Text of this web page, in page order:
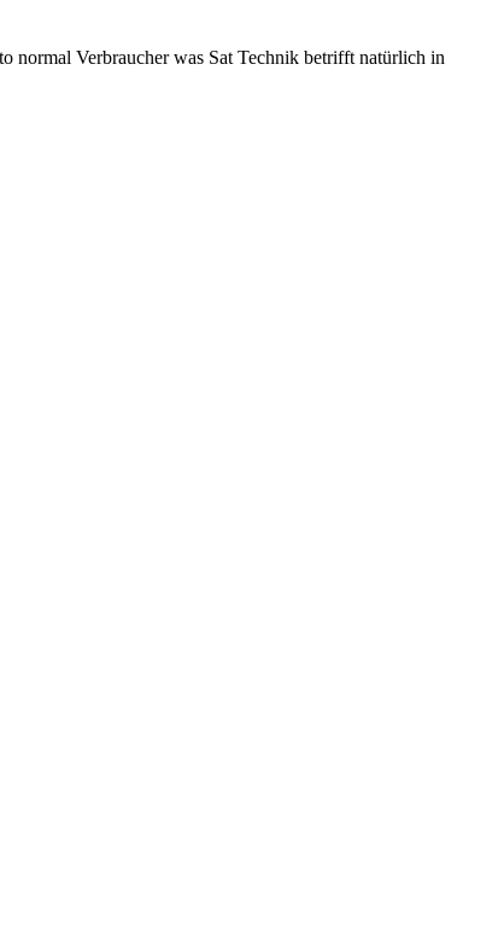
normal Verbraucher was Sat Technik betrifft natürlich in